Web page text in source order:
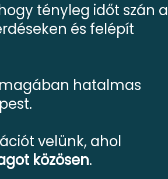
tényleg időt szán a
és felépít
hatalmas
velünk, ahol
közösen.